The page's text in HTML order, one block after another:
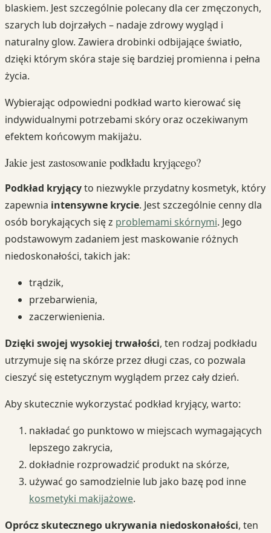
blaskiem. Jest szczególnie polecany dla cer zmęczonych,
szarych lub dojrzałych – nadaje zdrowy wygląd i
naturalny glow. Zawiera drobinki odbijające światło,
dzięki którym skóra staje się bardziej promienna i pełna
życia.
Wybierając odpowiedni podkład warto kierować się
indywidualnymi potrzebami skóry oraz oczekiwanym
efektem końcowym makijażu.
Jakie jest zastosowanie podkładu kryjącego?
Podkład kryjącyto niezwykle przydatny kosmetyk, który
zapewnia intensywne krycie. Jest szczególnie cenny dla
osób borykających się z problemami skórnymi. Jego
podstawowym zadaniem jest maskowanie różnych
niedoskonałości, takich jak:
trądzik,
przebarwienia,
zaczerwienienia.
Dzięki swojej wysokiej trwałości, ten rodzaj podkładu
utrzymuje się na skórze przez długi czas, co pozwala
cieszyć się estetycznym wyglądem przez cały dzień.
Aby skutecznie wykorzystać podkład kryjący, warto:
nakładać go punktowo w miejscach wymagających
lepszego zakrycia,
dokładnie rozprowadzić produkt na skórze,
używać go samodzielnie lub jako bazę pod inne
kosmetyki makijażowe.
Oprócz skutecznego ukrywania niedoskonałości, ten